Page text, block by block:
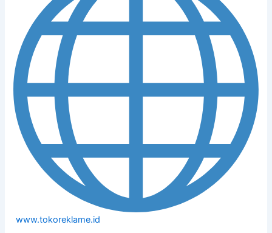
www.tokoreklame.id